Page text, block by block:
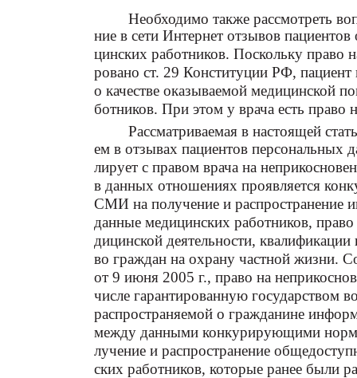
Необходимо также рассмотреть
ние в сети Интернет отзывов
цинских работников. Поскольку право
ровано ст. 29 Конституции РФ,
о качестве оказываемой медицинской
ботников. При этом у врача есть
Рассматриваемая в настоящей
ем в отзывах пациентов персональных
лирует с правом врача на
в данных отношениях проявляется
СМИ на получение и распространение
данные медицинских работников,
дицинской деятельности,
во граждан на охрану частной
от 9 июня 2005 г., право на
числе гарантированную государством
распространяемой о гражданине
между данными конкурирующими
лучение и распространение
ских работников, которые ранее были